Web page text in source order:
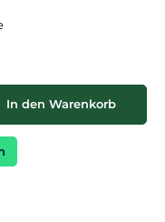
oder benutze die
In den Warenkorb